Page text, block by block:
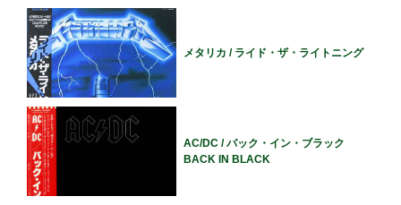
メタリカ / ライド・ザ・ライトニング
AC/DC / バック・イン・ブラック
BACK IN BLACK